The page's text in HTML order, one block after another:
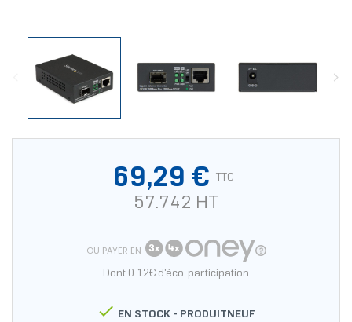
69,29 € TTC
57.742 HT
OU PAYER EN
Dont 0.12€ d'éco-participation
 EN STOCK - PRODUITNEUF